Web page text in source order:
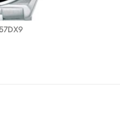
was: €85.00.
is: €59.50.